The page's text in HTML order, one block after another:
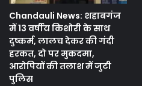
Chandauli News: शहाबगंज
में 13 वर्षीय किशोरी के साथ
दुष्कर्म, लालच देकर की गंदी
हरकत, दो पर मुकदमा,
आरोपियों की तलाश में जुटी
पुलिस